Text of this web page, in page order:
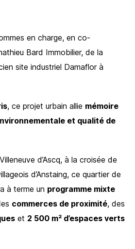
en charge, en co-
Bard Immobilier, de la
site industriel Damaflor à
, ce projet urbain allie mémoire
et qualité de
d’Ascq, à la croisée de
d’Anstaing, ce quartier de
à terme un programme mixte
commerces de proximité, des
et 2 500 m² d’espaces verts